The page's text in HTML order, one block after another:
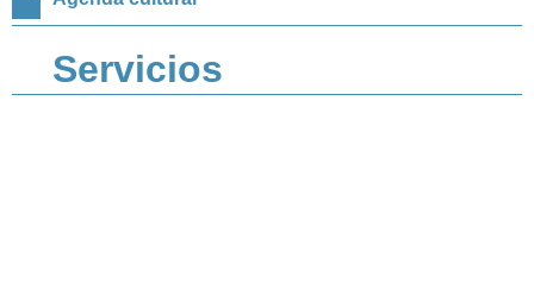
Servicios